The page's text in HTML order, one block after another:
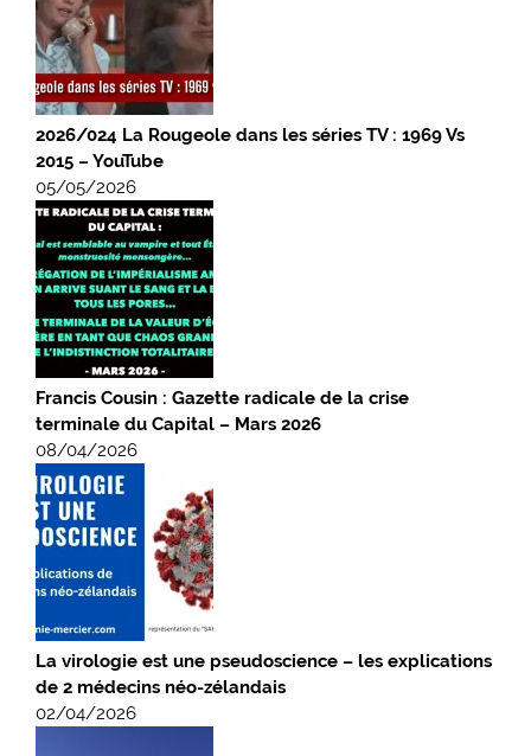
2026/024 La Rougeole dans les séries TV : 1969 Vs
2015 – YouTube
05/05/2026
Francis Cousin : Gazette radicale de la crise
terminale du Capital – Mars 2026
08/04/2026
La virologie est une pseudoscience – les explications
de 2 médecins néo-zélandais
02/04/2026